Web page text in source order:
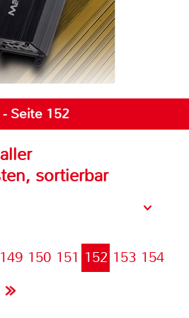
Seite 152
sortierbar
149 150 151 152 153 154